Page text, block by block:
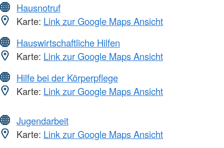
Hausnotruf
Karte: Link zur Google Maps Ansicht
Hauswirtschaftliche Hilfen
Karte: Link zur Google Maps Ansicht
Hilfe bei der Körperpflege
Karte: Link zur Google Maps Ansicht
Jugendarbeit
Karte: Link zur Google Maps Ansicht